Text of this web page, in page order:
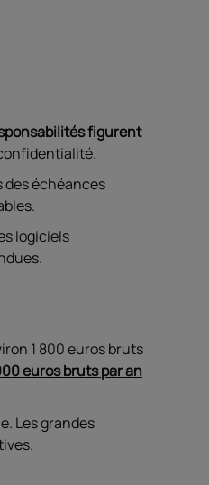
figurent
des échéances
logiciels
1 800 euros bruts
euros bruts par an
Les grandes